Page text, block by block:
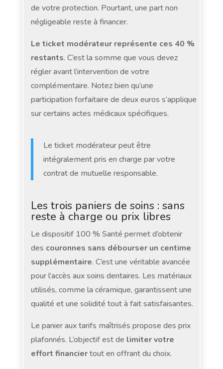
de votre protection. Pourtant, une part non
négligeable reste à financer.
Le ticket modérateur représente ces 40 %
restants. C’est la somme que vous devez
régler avant l’intervention de votre
complémentaire. Notez bien qu’une
participation forfaitaire de deux euros s’applique
sur certains actes médicaux spécifiques.
Le ticket modérateur peut être
intégralement pris en charge par votre
contrat de mutuelle responsable.
Les trois paniers de soins : sans
reste à charge ou prix libres
Le dispositif 100 % Santé permet d’obtenir
des couronnes sans débourser un centime
supplémentaire. C’est une véritable avancée
pour l’accès aux soins dentaires. Les matériaux
utilisés, comme la céramique, garantissent une
qualité et une solidité tout à fait satisfaisantes.
Le panier aux tarifs maîtrisés propose des prix
plafonnés. L’objectif est de limiter votre
effort financiertout en offrant du choix.